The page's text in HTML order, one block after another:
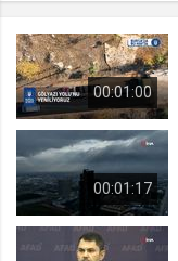
00:01:00
00:01:17